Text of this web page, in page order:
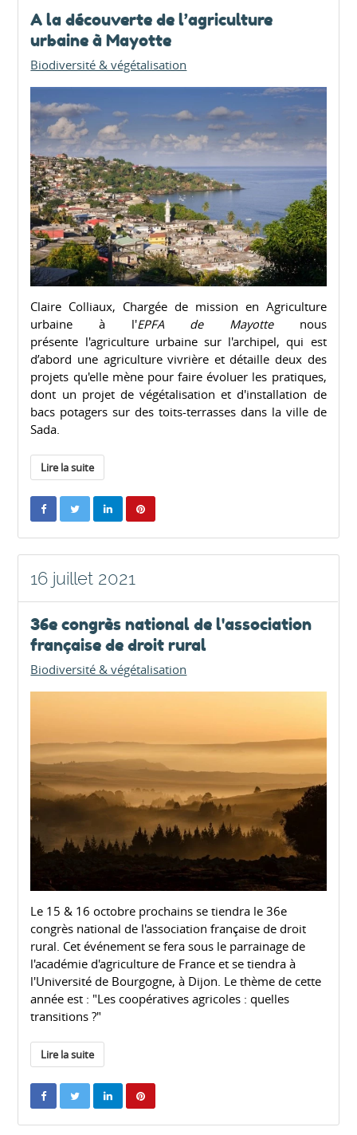
A la découverte de l’agriculture
urbaine à Mayotte
Biodiversité & végétalisation
Claire Colliaux, Chargée de mission en Agriculture
urbaine à l'EPFA de Mayotte nous
présente l'agriculture urbaine sur l'archipel, qui est
d’abord une agriculture vivrière et détaille deux des
projets qu'elle mène pour faire évoluer les pratiques,
dont un projet de végétalisation et d'installation de
bacs potagers sur des toits-terrasses dans la ville de
Sada.
Lire la suite
16 juillet 2021
36e congrès national de l'association
française de droit rural
Biodiversité & végétalisation
Le 15 & 16 octobre prochains se tiendra le 36e
congrès national de l'association française de droit
rural. Cet événement se fera sous le parrainage de
l'académie d'agriculture de France et se tiendra à
l'Université de Bourgogne, à Dijon. Le thème de cette
année est : "Les coopératives agricoles : quelles
transitions ?"
Lire la suite